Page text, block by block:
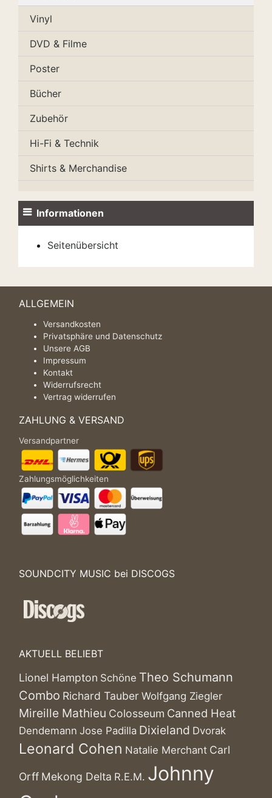
Vinyl
DVD & Filme
Poster
Bücher
Zubehör
Hi-Fi & Technik
Shirts & Merchandise
Informationen
Seitenübersicht
ALLGEMEIN
Versandkosten
Privatsphäre und Datenschutz
Unsere AGB
Impressum
Kontakt
Widerrufsrecht
Vertrag widerrufen
ZAHLUNG & VERSAND
Versandpartner
Zahlungsmöglichkeiten
SOUNDCITY MUSIC bei DISCOGS
AKTUELL BELIEBT
Lionel Hampton Schöne Theo Schumann
Combo Richard Tauber Wolfgang Ziegler
Mireille Mathieu Colosseum Canned Heat
Dendemann Jose Padilla Dixieland Dvorak
Leonard Cohen Natalie Merchant Carl
Orff Mekong Delta R.E.M. Johnny